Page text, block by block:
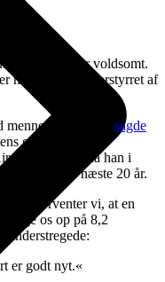
i luften vokser voldsomt.
mere og mere forstyrret af
rejser,« sagde
globale
France-chef, da han i
flyrejser de næste 20 år.
forventer vi, at en
os op på 8,2
understregede:
er godt nyt.«